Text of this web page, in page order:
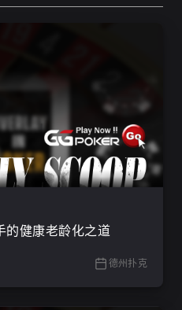
健康老龄化之道
德州扑克